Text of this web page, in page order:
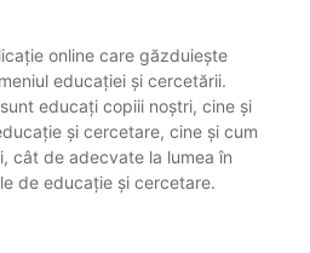
online care găzduiește
educației și cercetării.
educați copiii noștri, cine și
și cercetare, cine și cum
cât de adecvate la lumea în
de educație și cercetare.